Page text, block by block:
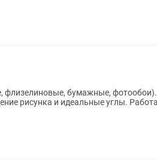
бумажные, фотообои). Демонтаж